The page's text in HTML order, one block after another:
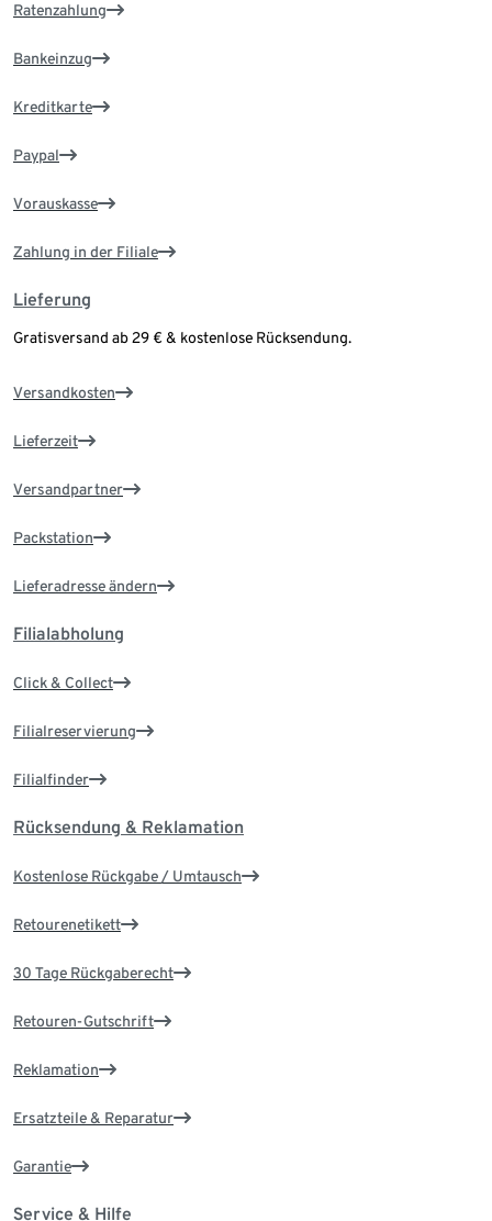
Ratenzahlung
Bankeinzug
Kreditkarte
Paypal
Vorauskasse
Zahlung in der Filiale
Lieferung
Gratisversand ab 29 € & kostenlose Rücksendung.
Versandkosten
Lieferzeit
Versandpartner
Packstation
Lieferadresse ändern
Filialabholung
Click & Collect
Filialreservierung
Filialfinder
Rücksendung & Reklamation
Kostenlose Rückgabe / Umtausch
Retourenetikett
30 Tage Rückgaberecht
Retouren-Gutschrift
Reklamation
Ersatzteile & Reparatur
Garantie
Service & Hilfe